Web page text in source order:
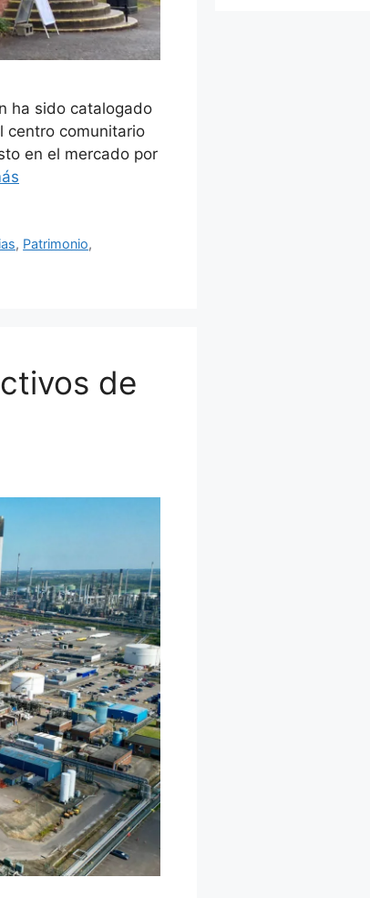
ha sido catalogado
centro comunitario
en el mercado por
, Patrimonio,
de